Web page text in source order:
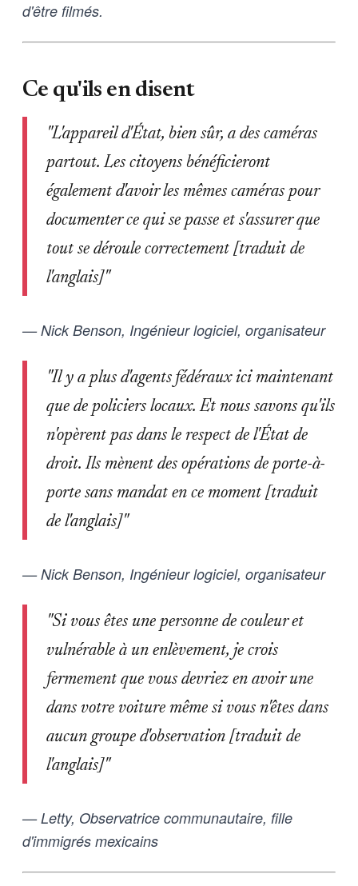
d'être filmés.
Ce qu'ils en disent
"L'appareil d'État, bien sûr, a des caméras
partout. Les citoyens bénéficieront
également d'avoir les mêmes caméras pour
documenter ce qui se passe et s'assurer que
tout se déroule correctement [traduit de
l'anglais]"
— Nick Benson, Ingénieur logiciel, organisateur
"Il y a plus d'agents fédéraux ici maintenant
que de policiers locaux. Et nous savons qu'ils
n'opèrent pas dans le respect de l'État de
droit. Ils mènent des opérations de porte-à-
porte sans mandat en ce moment [traduit
de l'anglais]"
— Nick Benson, Ingénieur logiciel, organisateur
"Si vous êtes une personne de couleur et
vulnérable à un enlèvement, je crois
fermement que vous devriez en avoir une
dans votre voiture même si vous n'êtes dans
aucun groupe d'observation [traduit de
l'anglais]"
— Letty, Observatrice communautaire, fille
d'immigrés mexicains